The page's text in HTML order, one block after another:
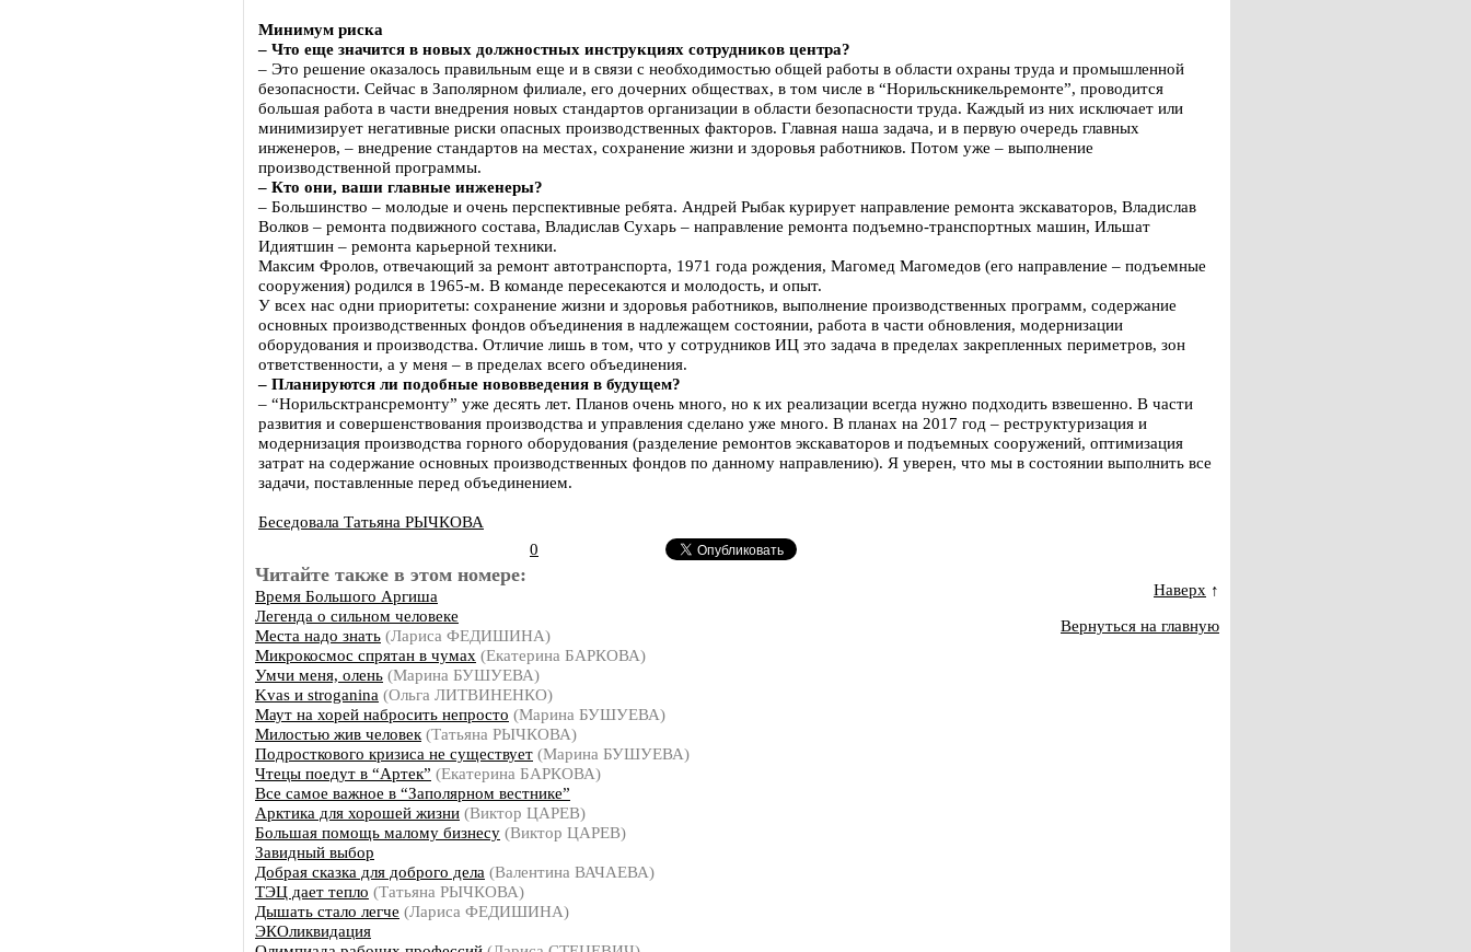
Минимум риска
– Что еще значится в новых должностных инструкциях сотрудников центра?
– Это решение оказалось правильным еще и в связи с необходимостью общей работы в области охраны труда и промышленной
безопасности. Сейчас в Заполярном филиале, его дочерних обществах, в том числе в “Норильскникельремонте”, проводится
большая работа в части внедрения новых стандартов организации в области безопасности труда. Каждый из них исключает или
минимизирует негативные риски опасных производственных факторов. Главная наша задача, и в первую очередь главных
инженеров, – внедрение стандартов на местах, сохранение жизни и здоровья работников. Потом уже – выполнение
производственной программы.
– Кто они, ваши главные инженеры?
– Большинство – молодые и очень перспективные ребята. Андрей Рыбак курирует направление ремонта экскаваторов, Владислав
Волков – ремонта подвижного состава, Владислав Сухарь – направление ремонта подъемно-транспортных машин, Ильшат
Идиятшин – ремонта карьерной техники.
Максим Фролов, отвечающий за ремонт автотранспорта, 1971 года рождения, Магомед Магомедов (его направление – подъемные
сооружения) родился в 1965-м. В команде пересекаются и молодость, и опыт.
У всех нас одни приоритеты: сохранение жизни и здоровья работников, выполнение производственных программ, содержание
основных производственных фондов объединения в надлежащем состоянии, работа в части обновления, модернизации
оборудования и производства. Отличие лишь в том, что у сотрудников ИЦ это задача в пределах закрепленных периметров, зон
ответственности, а у меня – в пределах всего объединения.
– Планируются ли подобные нововведения в будущем?
– “Норильсктрансремонту” уже десять лет. Планов очень много, но к их реализации всегда нужно подходить взвешенно. В части
развития и совершенствования производства и управления сделано уже много. В планах на 2017 год – реструктуризация и
модернизация производства горного оборудования (разделение ремонтов экскаваторов и подъемных сооружений, оптимизация
затрат на содержание основных производственных фондов по данному направлению). Я уверен, что мы в состоянии выполнить все
задачи, поставленные перед объединением.
Беседовала Татьяна РЫЧКОВА
0
Читайте также в этом номере:
Время Большого Аргиша
Легенда о сильном человеке
Места надо знать (Лариса ФЕДИШИНА)
Микрокосмос спрятан в чумах (Екатерина БАРКОВА)
Умчи меня, олень (Марина БУШУЕВА)
Kvas и stroganina (Ольга ЛИТВИНЕНКО)
Маут на хорей набросить непросто (Марина БУШУЕВА)
Милостью жив человек (Татьяна РЫЧКОВА)
Подросткового кризиса не существует (Марина БУШУЕВА)
Чтецы поедут в “Артек” (Екатерина БАРКОВА)
Все самое важное в “Заполярном вестнике”
Арктика для хорошей жизни (Виктор ЦАРЕВ)
Большая помощь малому бизнесу (Виктор ЦАРЕВ)
Завидный выбор
Добрая сказка для доброго дела (Валентина ВАЧАЕВА)
ТЭЦ дает тепло (Татьяна РЫЧКОВА)
Дышать стало легче (Лариса ФЕДИШИНА)
ЭКОликвидация
Наверх ↑
Вернуться на главную